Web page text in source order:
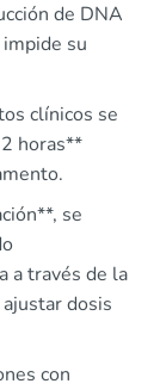
de DNA
su
clínicos se
horas**
se
a través de la
dosis
con